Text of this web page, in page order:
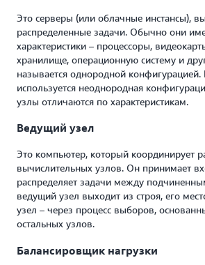
Это серверы (или облачные инстансы),
распределенные задачи. Обычно они
характеристики – процессоры,
хранилище, операционную систему и
называется однородной конфигурацией.
используется неоднородная
узлы отличаются по характеристикам.
Ведущий узел
Это компьютер, который координирует
вычислительных узлов. Он принимает
распределяет задачи между
ведущий узел выходит из строя, его
узел – через процесс выборов,
остальных узлов.
Балансировщик нагрузки